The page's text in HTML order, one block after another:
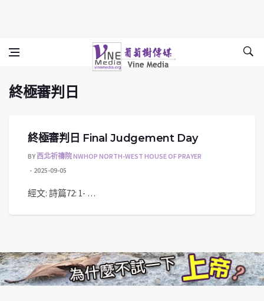
終極審判日
Vine Media
葡萄樹傳媒
終極審判日
終極審判日 Final Judgement Day
BY西北祈禱院 NWHOP NORTH-WEST HOUSE OF PRAYER
2025-09-05
經文: 詩篇72: 1- …